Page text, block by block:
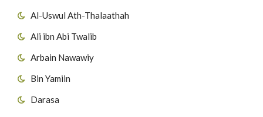
Al-Uswul Ath-Thalaathah
Ali ibn Abi Twalib
Arbain Nawawiy
Bin Yamiin
Darasa